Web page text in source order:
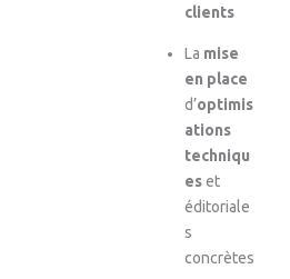
clients
La mise
en place
d’optimis
ations
techniqu
eset
éditoriale
s
concrètes